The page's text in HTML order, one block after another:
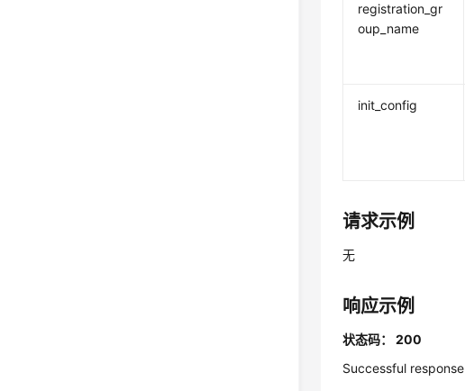
registration_gr
oup_name
init_config
请求示例
无
响应示例
状态码： 200
Successful response